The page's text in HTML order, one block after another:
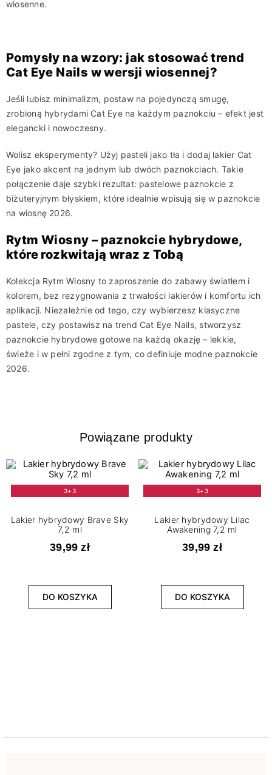
wiosenne.
Pomysły na wzory: jak stosować trend
Cat Eye Nails w wersji wiosennej?
Jeśli lubisz minimalizm, postaw na pojedynczą smugę,
zrobioną hybrydami Cat Eye na każdym paznokciu – efekt jest
elegancki i nowoczesny.
Wolisz eksperymenty? Użyj pasteli jako tła i dodaj lakier Cat
Eye jako akcent na jednym lub dwóch paznokciach. Takie
połączenie daje szybki rezultat: pastelowe paznokcie z
biżuteryjnym błyskiem, które idealnie wpisują się w paznokcie
na wiosnę 2026.
Rytm Wiosny – paznokcie hybrydowe,
które rozkwitają wraz z Tobą
Kolekcja Rytm Wiosny to zaproszenie do zabawy światłem i
kolorem, bez rezygnowania z trwałości lakierów i komfortu ich
aplikacji. Niezależnie od tego, czy wybierzesz klasyczne
pastele, czy postawisz na trend Cat Eye Nails, stworzysz
paznokcie hybrydowe gotowe na każdą okazję – lekkie,
świeże i w pełni zgodne z tym, co definiuje modne paznokcie
2026.
Powiązane produkty
3+3
Lakier hybrydowy Brave Sky
7,2 ml
39,99 zł
DO KOSZYKA
3+3
Lakier hybrydowy Lilac
Awakening 7,2 ml
39,99 zł
DO KOSZYKA